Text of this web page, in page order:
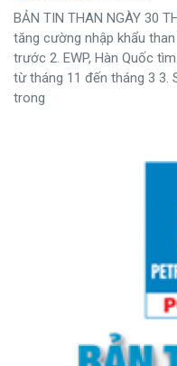
BẢN TIN THAN NGÀY 30
tăng cường nhập khẩu
trước 2. EWP, Hàn Quốc
từ tháng 11 đến tháng 3 3.
trong